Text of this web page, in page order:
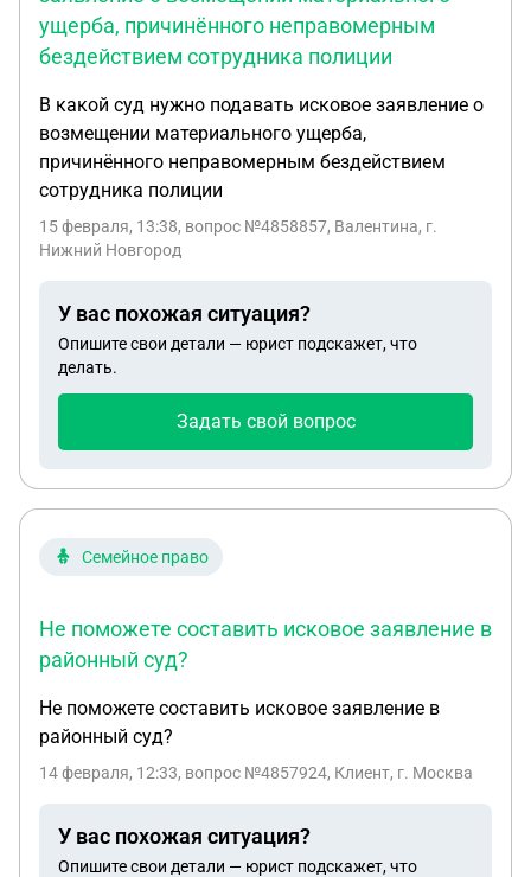
по данному факту. Есть заключение трихолога с
закоючением -Посттравмическая аномалия
воздействия при проведении процедуры
окрашивания волос. Все переписки
непрочитанные со стороны мастера имеются. Как
подать на нее в суд ? Как правильно составить
исковое заявление ?
ущерба, причинённого неправомерным
бездействием сотрудника полиции
В какой суд нужно подавать исковое заявление о
возмещении материального ущерба,
причинённого неправомерным бездействием
сотрудника полиции
15 февраля, 13:38, вопрос №4858857, Валентина, г.
Нижний Новгород
У вас похожая ситуация?
Опишите свои детали — юрист подскажет, что
делать.
Задать свой вопрос
Семейное право
Не поможете составить исковое заявление в
районный суд?
Не поможете составить исковое заявление в
районный суд?
14 февраля, 12:33, вопрос №4857924, Клиент, г. Москва
У вас похожая ситуация?
Опишите свои детали — юрист подскажет, что